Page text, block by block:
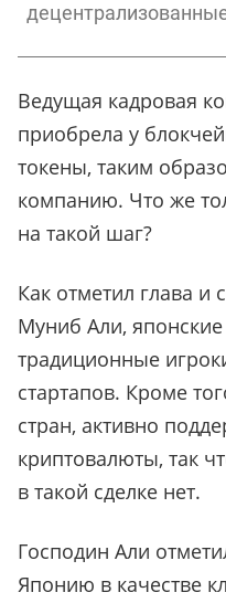
Ведущая кадровая
приобрела у
токены, таким
компанию. Что же
на такой шаг?
Как отметил глава и
Муниб Али,
традиционные
стартапов. Кроме
стран, активно
криптовалюты, так
в такой сделке нет.
Господин Али
Японию в качестве